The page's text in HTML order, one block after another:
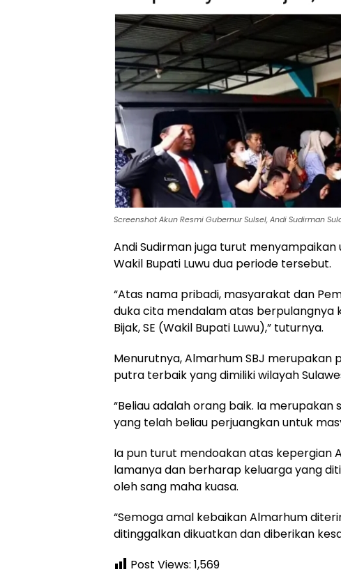
Screenshot Akun Resmi Gubernur Sulsel, Andi Sudirman
Andi Sudirman juga turut
Wakil Bupati Luwu dua periode tersebut.
“Atas nama pribadi, masyarakat dan
duka cita mendalam atas berpulangnya
Bijak, SE (Wakil Bupati Luwu),” tuturnya.
Menurutnya, Almarhum SBJ
putra terbaik yang dimiliki wilayah
“Beliau adalah orang baik. Ia
yang telah beliau perjuangkan untuk
Ia pun turut mendoakan atas kepergian
lamanya dan berharap keluarga yang
oleh sang maha kuasa.
“Semoga amal kebaikan Almarhum
ditinggalkan dikuatkan dan diberikan
Post Views: 1,569